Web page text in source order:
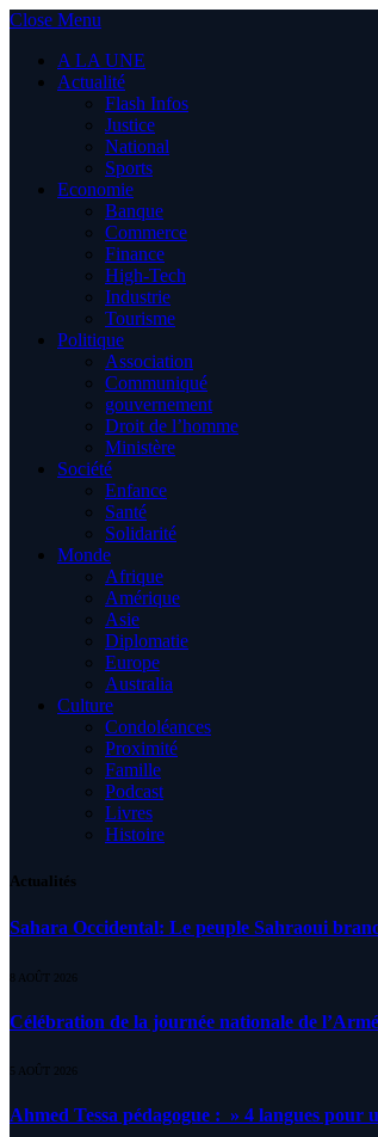
Close Menu
A LA UNE
Actualité
Flash Infos
Justice
National
Sports
Economie
Banque
Commerce
Finance
High-Tech
Industrie
Tourisme
Politique
Association
Communiqué
gouvernement
Droit de l’homme
Ministère
Société
Enfance
Santé
Solidarité
Monde
Afrique
Amérique
Asie
Diplomatie
Europe
Australia
Culture
Condoléances
Proximité
Famille
Podcast
Livres
Histoire
Actualités
Sahara Occidental: Le peuple Sahraoui
8 AOÛT 2026
Célébration de la journée nationale de
5 AOÛT 2026
Ahmed Tessa pédagogue : » 4 langues